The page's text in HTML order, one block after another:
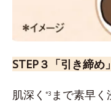
STEP３「引き締め」
肌深く *3 まで素早く